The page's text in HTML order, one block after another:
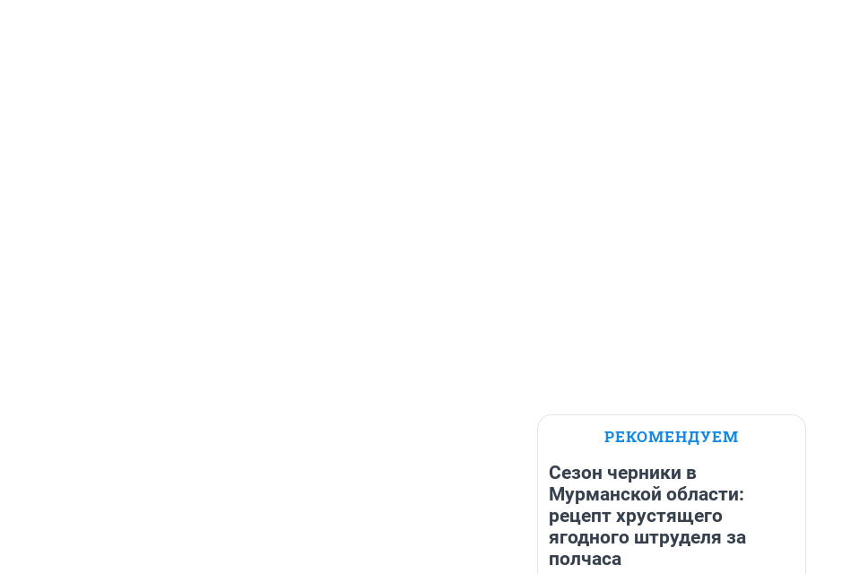
РЕКОМЕНДУЕМ
Сезон черники в
Мурманской области:
рецепт хрустящего
ягодного штруделя за
полчаса